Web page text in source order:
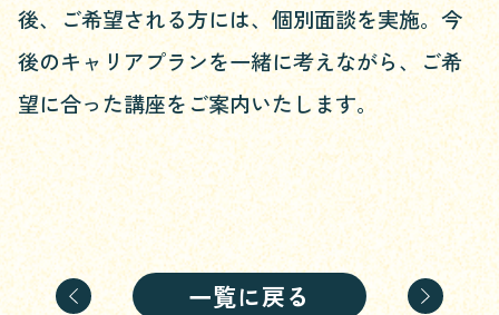
後、ご希望される方には、個別面談を実施。今
後のキャリアプランを一緒に考えながら、ご希
望に合った講座をご案内いたします。
一覧に戻る